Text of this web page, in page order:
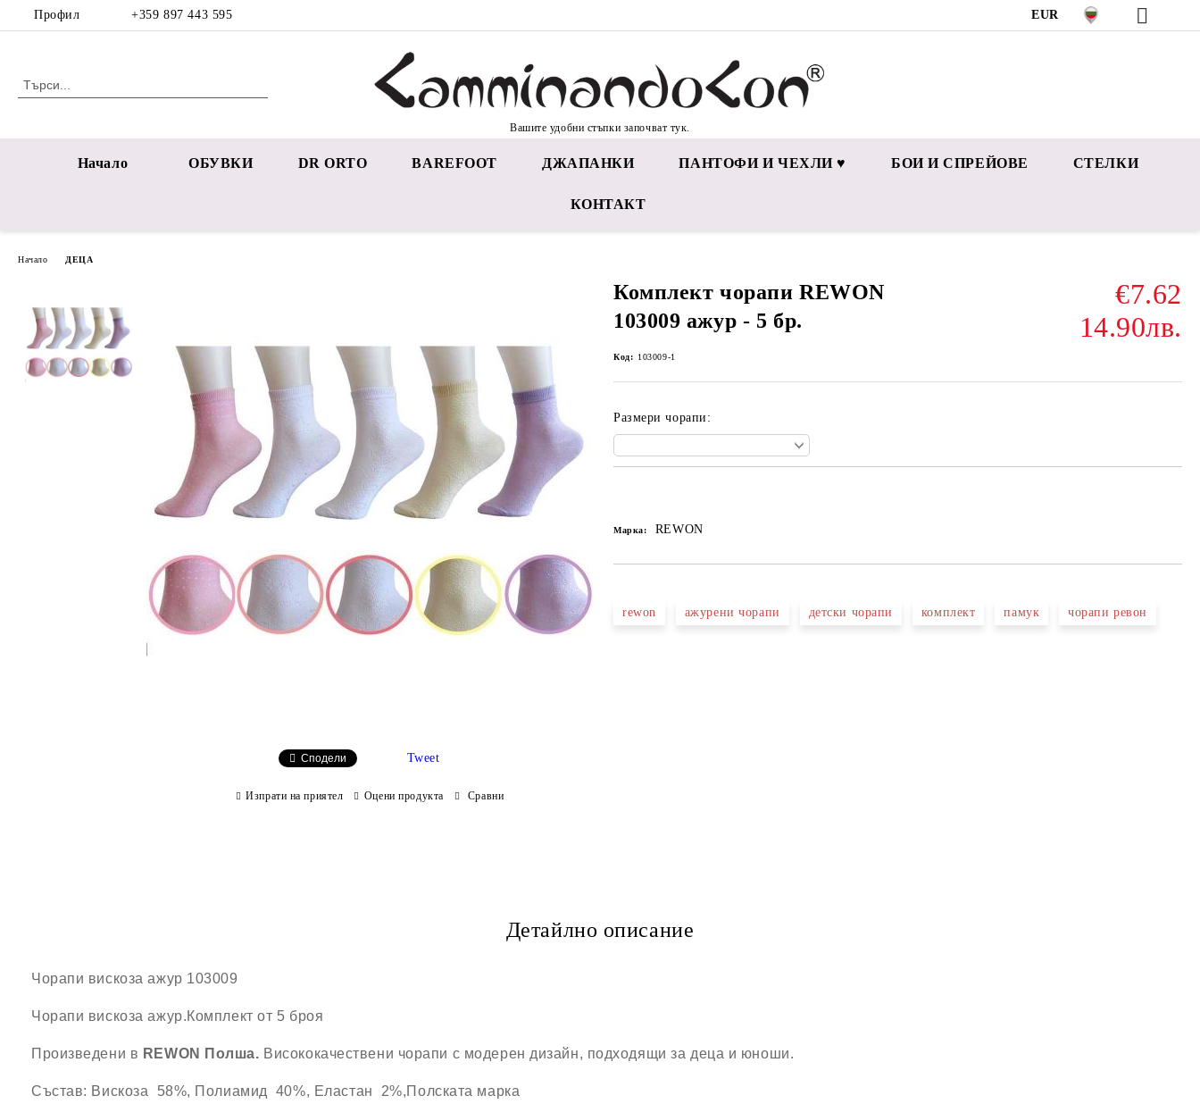
Профил +359 897 443 595 EUR
Вашите удобни стъпки започват тук.
Начало ОБУВКИ DR ORTO BAREFOOT ДЖАПАНКИ ПАНТОФИ И ЧЕХЛИ ♥ БОИ И СПРЕЙОВЕ СТЕЛКИ
КОНТАКТ
Начало ДЕЦА
Комплект чорапи REWON
103009 ажур - 5 бр.
€7.62
14.90лв.
Код: 103009-1
Размери чорапи:
Марка: REWON
rewon ажурени чорапи детски чорапи комплект памук чорапи ревон
Сподели Tweet
Изпрати на приятел Оцени продукта Сравни
Детайлно описание
Чорапи вискоза ажур 103009
Чорапи вискоза ажур.Комплект от 5 броя
Произведени в REWON Полша. Висококачествени чорапи с модерен дизайн, подходящи за деца и юноши.
Състав: Вискоза 58%, Полиамид 40%, Еластан 2%,Полската марка